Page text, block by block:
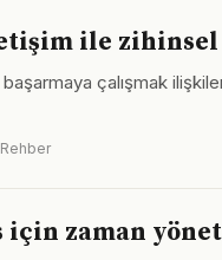
ile zihinsel
çalışmak
için zaman